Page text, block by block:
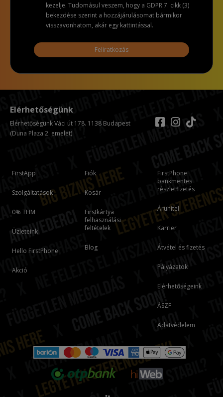
kezelje. Tudomásul veszem, hogy a GDPR 7. cikk (3)
bekezdése szerint a hozzájárulásomat bármikor
visszavonhatom, akár egy kattintással.
Feliratkozás
FirstApp
Szolgáltatások
0% THM
Üzleteink
Hello FirstPhone
Akció
Fiók
Kosár
Firstkártya
felhasználási
feltételek
Blog
FirstPhone
bankmentes
részletfizetés
Áruhitel
Karrier
Átvétel és fizetés
Pályázatok
Elérhetőségeink
ÁSZF
Adatvédelem
Elérhetőségünk
Elérhetőségünk Váci út 178. 1138 Budapest
(Duna Plaza 2. emelet)